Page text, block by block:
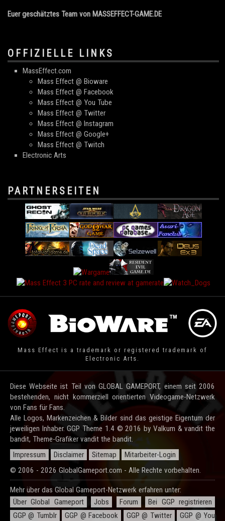
Euer geschätztes Team von MASSEFFECT-GAME.DE
OFFIZIELLE LINKS
MassEffect.com
Mass Effect @ Bioware
Mass Effect @ Facebook
Mass Effect @ You Tube
Mass Effect @ Twitter
Mass Effect @ Instagram
Mass Effect @ Google+
Mass Effect @ Twitch
Electronic Arts
PARTNERSEITEN
Mass Effect is a trademark or registered trademark of
Electronic Arts.
Diese Webseite ist Teil von GLOBAL GAMEPORT, einem seit 2006
bestehenden, nicht kommerziell orientierten Videogame-Netzwerk
von Fans für Fans.
Alle Logos, Markenzeichen & Bilder sind das geistige Eigentum der
jeweiligen Inhaber. GGP Theme 1.4 © 2016 by Valkum & vandit the
bandit, Theme-Grafiker vandit the bandit.
Impressum
Disclaimer Sitemap
Mitarbeiter-Login
© 2006 - 2026 GlobalGameport.com - Alle Rechte vorbehalten.
Mehr über das Global Gameport-Netzwerk erfahren unter:
Über Global Gameport
Jobs Forum
Bei GGP registrieren
GGP @ Tumblr
GGP @ Facebook GGP @ Twitter GGP @ You